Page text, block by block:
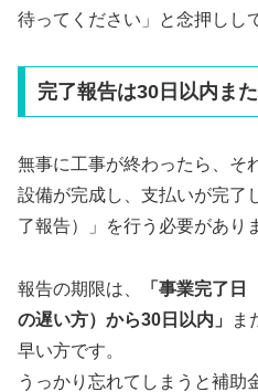
待ってください」と念押しし
完了報告は30日以内ま
無事に工事が終わったら、そ
設備が完成し、支払いが完了
了報告）」を行う必要があり
報告の期限は、
「事業完了日
の遅い方）から30日以内」
ま
早い方です。
うっかり忘れてしまうと補助